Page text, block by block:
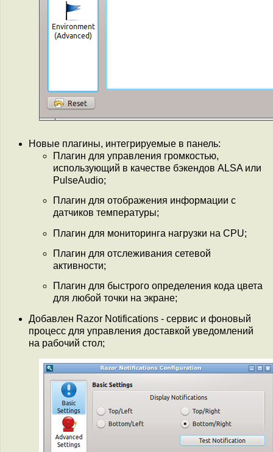
Новые плагины, интегрируемые в панель:
Плагин для управления громкостью,
использующий в качестве бэкендов ALSA или
PulseAudio;
Плагин для отображения информации с
датчиков температуры;
Плагин для мониторинга нагрузки на CPU;
Плагин для отслеживания сетевой
активности;
Плагин для быстрого определения кода цвета
для любой точки на экране;
Добавлен Razor Notifications - сервис и фоновый
процесс для управления доставкой уведомлений
на рабочий стол;